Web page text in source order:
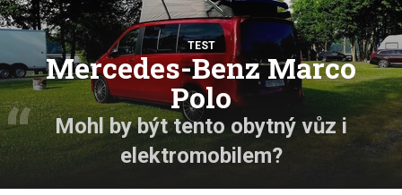
MAPA STANIC
VIDEA
DALŠÍ
E-MOTORSPORT
OSTATNÍ
SERIÁLY
Facebook Google
Twitter Apple Microsoft
TEST
Mercedes-Benz Marco
Polo
Mohl by být tento obytný vůz i
elektromobilem?